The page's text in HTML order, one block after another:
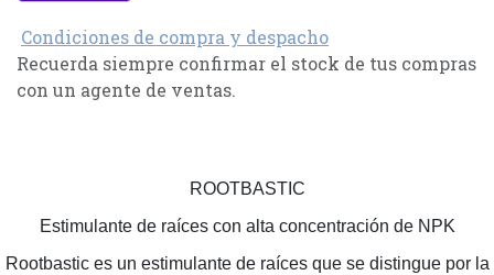
Condiciones de compra y despacho
Recuerda siempre confirmar el stock de tus compras
con un agente de ventas.
ROOTBASTIC
Estimulante de raíces con alta concentración de NPK
Rootbastic es un estimulante de raíces que se distingue por la